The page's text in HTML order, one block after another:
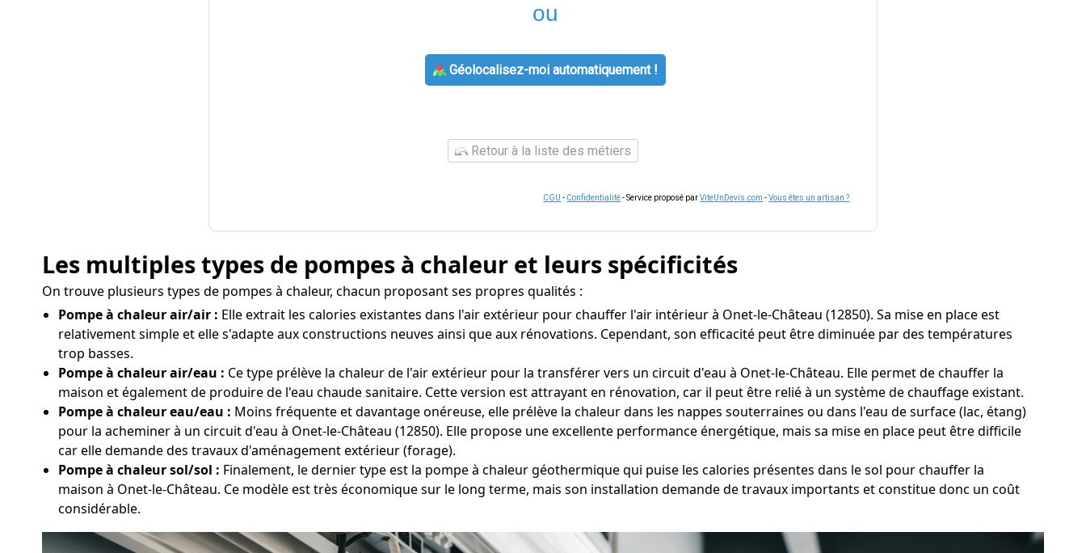
ou
Géolocalisez-moi automatiquement !
Retour à la liste des métiers
CGU - Confidentialité- Service proposé parViteUnDevis.com -Vous êtes un artisan ?
Les multiples types de pompes à chaleur et leurs spécificités
On trouve plusieurs types de pompes à chaleur, chacun proposant ses propres qualités :
Pompe à chaleur air/air : Elle extrait les calories existantes dans l'air extérieur pour chauffer l'air intérieur à Onet-le-Château (12850). Sa mise en place est
relativement simple et elle s'adapte aux constructions neuves ainsi que aux rénovations. Cependant, son efficacité peut être diminuée par des températures
trop basses.
Pompe à chaleur air/eau : Ce type prélève la chaleur de l'air extérieur pour la transférer vers un circuit d'eau à Onet-le-Château. Elle permet de chauffer la
maison et également de produire de l'eau chaude sanitaire. Cette version est attrayant en rénovation, car il peut être relié à un système de chauffage existant.
Pompe à chaleur eau/eau : Moins fréquente et davantage onéreuse, elle prélève la chaleur dans les nappes souterraines ou dans l'eau de surface (lac, étang)
pour la acheminer à un circuit d'eau à Onet-le-Château (12850). Elle propose une excellente performance énergétique, mais sa mise en place peut être difficile
car elle demande des travaux d'aménagement extérieur (forage).
Pompe à chaleur sol/sol : Finalement, le dernier type est la pompe à chaleur géothermique qui puise les calories présentes dans le sol pour chauffer la
maison à Onet-le-Château. Ce modèle est très économique sur le long terme, mais son installation demande de travaux importants et constitue donc un coût
considérable.